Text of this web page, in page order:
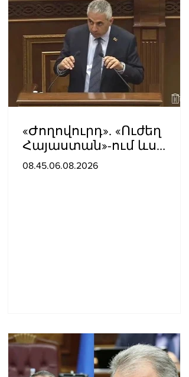
«Ժողովուրդ». «Ուժեղ
Հայաստան»-ում ևս
սպասում են Էդգար
08.45.06.08.2026